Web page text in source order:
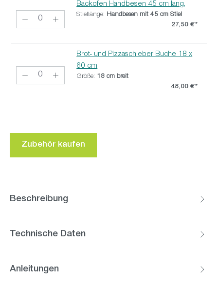
Backofen Handbesen 45 cm lang,
Stiellänge: Handbesen mit 45 cm Stiel
27,50 €*
Brot- und Pizzaschieber Buche 18 x
60 cm
Größe: 18 cm breit
48,00 €*
Zubehör kaufen
Beschreibung
Technische Daten
Anleitungen